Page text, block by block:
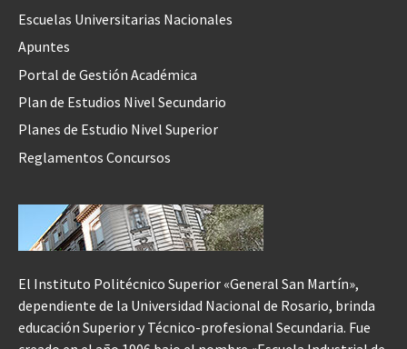
Escuelas Universitarias Nacionales
Apuntes
Portal de Gestión Académica
Plan de Estudios Nivel Secundario
Planes de Estudio Nivel Superior
Reglamentos Concursos
El Instituto Politécnico Superior «General San Martín»,
dependiente de la Universidad Nacional de Rosario, brinda
educación Superior y Técnico-profesional Secundaria. Fue